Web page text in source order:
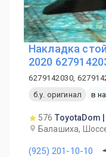
Накладка
2020
6279142030,
б.у. оригинал
в
576 ToyotaDom
Балашиха,
(925) 201-10-10